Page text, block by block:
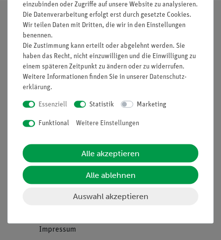
Nach oben
Informationen
Unternehmen
Stellenangebote
Kontakt
Hinweisgeberschutz
Impressum
Übersicht Service
Inventarisierungs- &
Einräumservice
Inbetriebnahme & Schulungen
Kundendienst
einzubinden oder Zugriffe auf unsere Website zu analysieren.
Die Datenverarbeitung erfolgt erst durch gesetzte Cookies.
Wir teilen Daten mit Dritten, die wir in den Einstellungen
benennen.
Die Zustimmung kann erteilt oder abgelehnt werden. Sie
haben das Recht, nicht einzuwilligen und die Einwilligung zu
einem späteren Zeitpunkt zu ändern oder zu widerrufen.
Weitere Informationen finden Sie in unserer Daten­schutz­
erklärung.
Essenziell Statistik Marketing
Funktional Weitere Einstellungen
Alle akzeptieren
Alle ablehnen
Auswahl akzeptieren